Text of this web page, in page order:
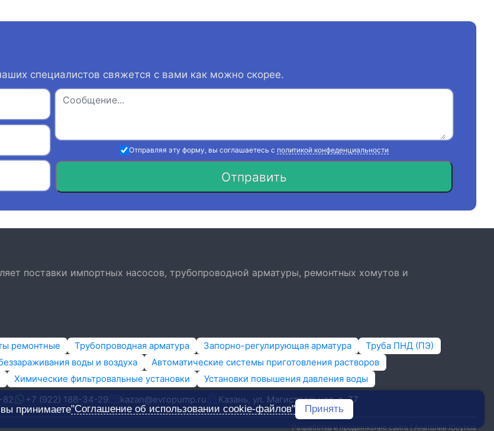
специалистов свяжется с вами как можно скорее.
Отправляя эту форму, вы соглашаетесь с политикой конфеденциальности
Отправить
поставки импортных насосов, трубопроводной арматуры, ремонтных хомутов и
ремонтные Трубопроводная арматура Запорно-регулирующая арматура
Труба ПНД (ПЭ)
воды и воздуха
Автоматические системы приготовления растворов
Химические фильтровальные установки
Установки повышения давления воды
82 +7 (922) 188-34-29 kazan@evropump.ru Казань, ​ул. Магистральная, д. 77
Разработка и продвижение сайта | Анатолий Юсупов
принимаете"Соглашение об использовании cookie-файлов" Принять